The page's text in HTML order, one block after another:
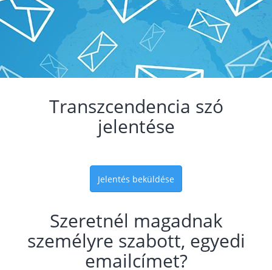
Transzcendencia szó
jelentése
Jelentés beküldése
Szeretnél magadnak
személyre szabott, egyedi
emailcímet?